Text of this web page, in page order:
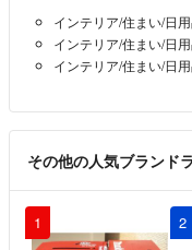
インテリア/住まい/日
インテリア/住まい/日
インテリア/住まい/日
その他の人気ブランド
1 2